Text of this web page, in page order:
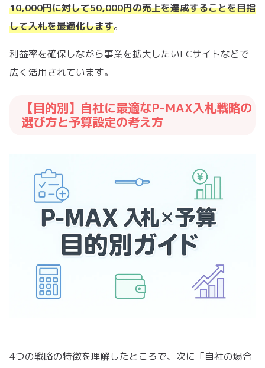
10,000円に対して50,000円の売上を達成することを目指
して入札を最適化します。
利益率を確保しながら事業を拡大したいECサイトなどで
広く活用されています。
【目的別】自社に最適なP-MAX入札戦略の
選び方と予算設定の考え方
4つの戦略の特徴を理解したところで、次に「自社の場合